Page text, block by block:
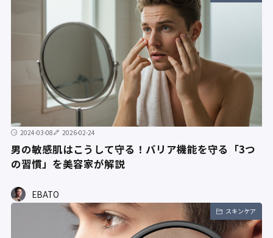
2024-03-08 2026-02-24
男の敏感肌はこうして守る！バリア機能を守る「3つ
の習慣」を美容家が解説
EBATO
スキンケア